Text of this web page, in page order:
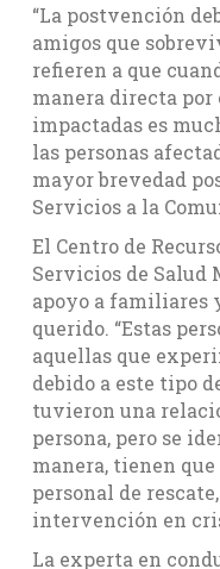
“La postvención
amigos que
refieren a que
manera directa por
impactadas es
las personas
mayor brevedad
Servicios a la
El Centro de
Servicios de Salud
apoyo a familiares
querido. “Estas
aquellas que
debido a este tipo
tuvieron una
persona, pero se
manera, tienen
personal de
intervención en
La experta en